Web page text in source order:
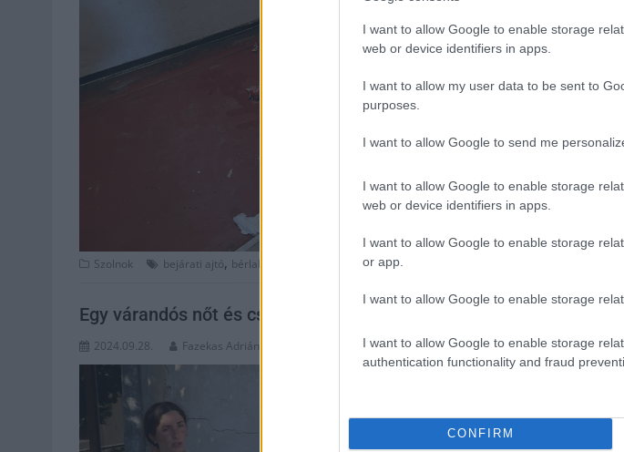
I want to allow Google to enable storage
web or device identifiers in apps.
I want to allow my user data to be sent to
purposes.
I want to allow Google to send me
I want to allow Google to enable storage
web or device identifiers in apps.
I want to allow Google to enable storage
or app.
I want to allow Google to enable storage
I want to allow Google to enable storage
authentication functionality and fraud
CONFIRM
tekintik a
pedig
Szolnok bejárati ajtó, bérlakás ,lakók,nyilvános vécé
Egy várandós nőt és családját tennék utcára Kunszentmártonban
2024.09.28. Fazekas Adrián
Kiss Petra és